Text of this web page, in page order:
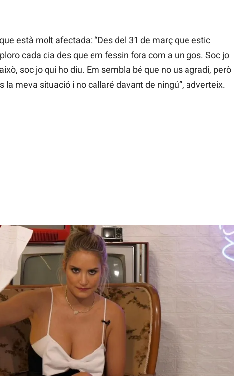
està molt afectada: “Des del 31 de març que estic
cada dia des que em fessin fora com a un gos. Soc jo
soc jo qui ho diu. Em sembla bé que no us agradi, però
la meva situació i no callaré davant de ningú”, adverteix.